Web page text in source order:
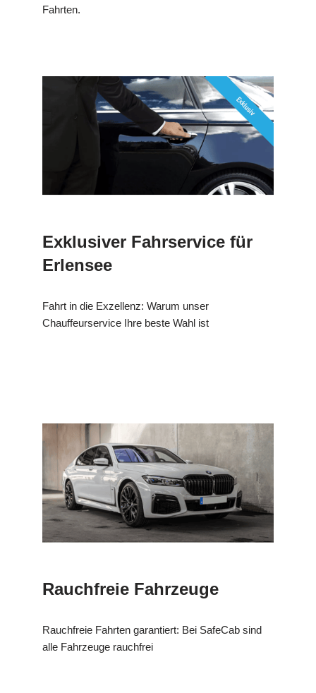
Fahrten.
Exklusiver Fahrservice für
Erlensee
Fahrt in die Exzellenz: Warum unser
Chauffeurservice Ihre beste Wahl ist
Rauchfreie Fahrzeuge
Rauchfreie Fahrten garantiert: Bei SafeCab sind
alle Fahrzeuge rauchfrei